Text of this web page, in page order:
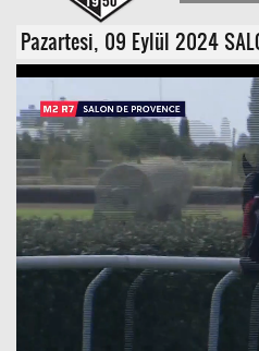
Pazartesi, 09 Eylül 2024